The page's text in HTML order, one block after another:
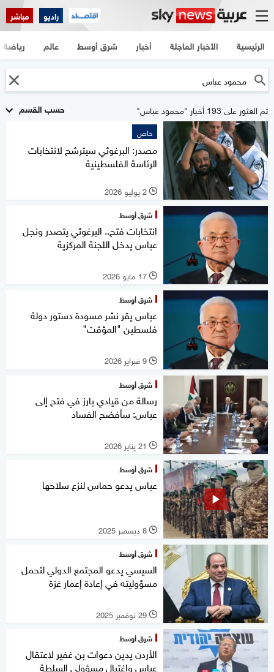
راديو مباشر
الرئيسية الأخبار العاجلة أخبار شرق أوسط عالم رياضة
حسب القسم تم العثور على 193 أخبار "محمود عباس"
خاص
مصدر: البرغوثي سيترشح لانتخابات
الرئاسة الفلسطينية
l 2 يوليو 2026
شرق أوسط
انتخابات فتح.. البرغوثي يتصدر ونجل
عباس يدخل اللجنة المركزية
l 17 مايو 2026
شرق أوسط
عباس يقر نشر مسودة دستور دولة
فلسطين "المؤقت"
l 9 فبراير 2026
شرق أوسط
رسالة من قيادي بارز في فتح إلى
عباس: سأفضح الفساد
l 21 يناير 2026
شرق أوسط
عباس يدعو حماس لنزع سلاحها
l 8 ديسمبر 2025
شرق أوسط
السيسي يدعو المجتمع الدولي لتحمل
مسؤوليته في إعادة إعمار غزة
l 29 نوفمبر 2025
شرق أوسط
الأردن يدين دعوات بن غفير لاعتقال
عباس واغتيال مسؤولي السلطة